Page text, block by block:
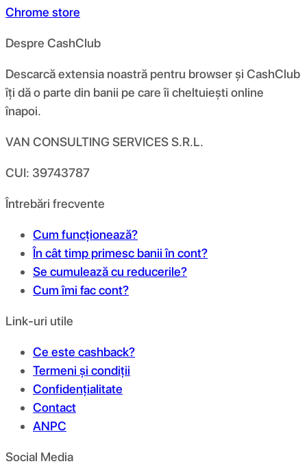
Chrome store
Despre CashClub
Descarcă extensia noastră pentru browser și CashClub
îți dă o parte din banii pe care îi cheltuiești online
înapoi.
VAN CONSULTING SERVICES S.R.L.
CUI: 39743787
Întrebări frecvente
Cum funcționează?
În cât timp primesc banii în cont?
Se cumulează cu reducerile?
Cum îmi fac cont?
Link-uri utile
Ce este cashback?
Termeni și condiții
Confidențialitate
Contact
ANPC
Social Media